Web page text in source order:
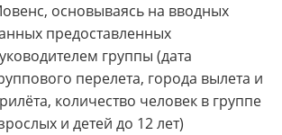
основываясь на вводных
предоставленных
группы (дата
перелета, города вылета и
количество человек в группе
и детей до 12 лет)